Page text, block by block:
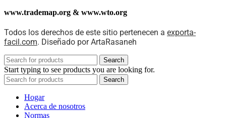
www.trademap.org & www.wto.org
Todos los derechos de este sitio pertenecen a exporta-
facil.com. Diseñado por ArtaRasaneh
Search
Start typing to see products you are looking for.
Search
Hogar
Acerca de nosotros
Normas